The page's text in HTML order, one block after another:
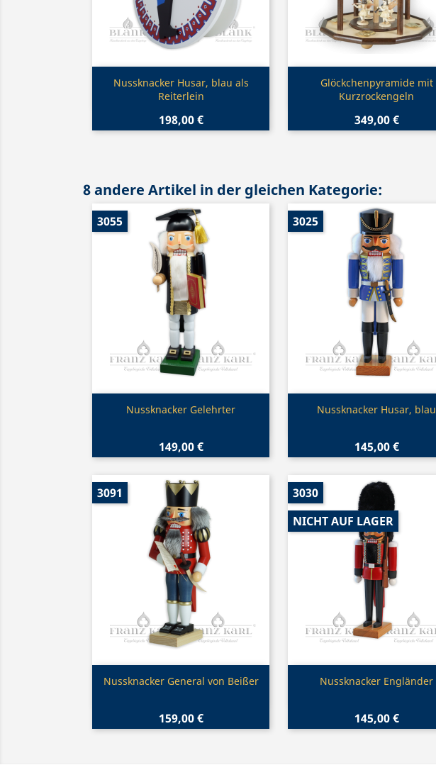
Vorschau
Nussknacker Husar, blau als
Reiterlein
198,00 €
Vorschau
Glöckchenpyramide mit
Kurzrockengeln
349,00 €
8 andere Artikel in der gleichen Kategorie:
Vorschau
Nussknacker Gelehrter
149,00 €
3055
Vorschau
Nussknacker Husar, blau
145,00 €
3025
Vorschau
Nussknacker General von Beißer
159,00 €
3091
Vorschau
Nussknacker Engländer
145,00 €
3030
NICHT AUF LAGER